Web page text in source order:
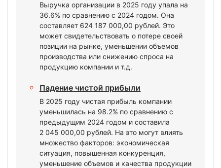
Выручка организации в 2025 году упала на
36.6% по сравнению с 2024 годом. Она
составляет 624 187 000,00 рублей. Это
может свидетельствовать о потере своей
позиции на рынке, уменьшении объемов
производства или снижению спроса на
продукцию компании и т.д.
Падение чистой прибыли
В 2025 году чистая прибыль компании
уменьшилась на 98.2% по сравнению с
предыдущим 2024 годом и составила
2 045 000,00 рублей. На это могут влиять
множество факторов: экономическая
ситуация, повышенная конкуренция,
уменьшение объемов и качества продукции